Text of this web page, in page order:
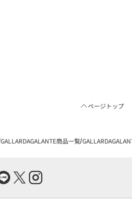
ページトップ
GALLARDAGALANTE商品一覧